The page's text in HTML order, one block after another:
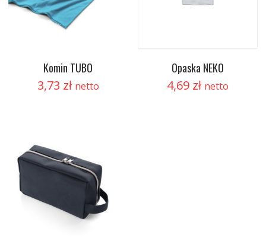
Komin TUBO
3,73 zł netto
Opaska NEKO
4,69 zł netto